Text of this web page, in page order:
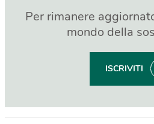
Per rimanere
mondo della
ISCRIVITI